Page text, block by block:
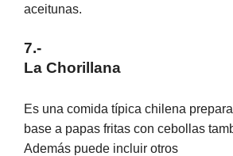
aceitunas.
7.-
La Chorillana
Es una comida típica chilena
base a papas fritas con cebollas
Además puede incluir otros